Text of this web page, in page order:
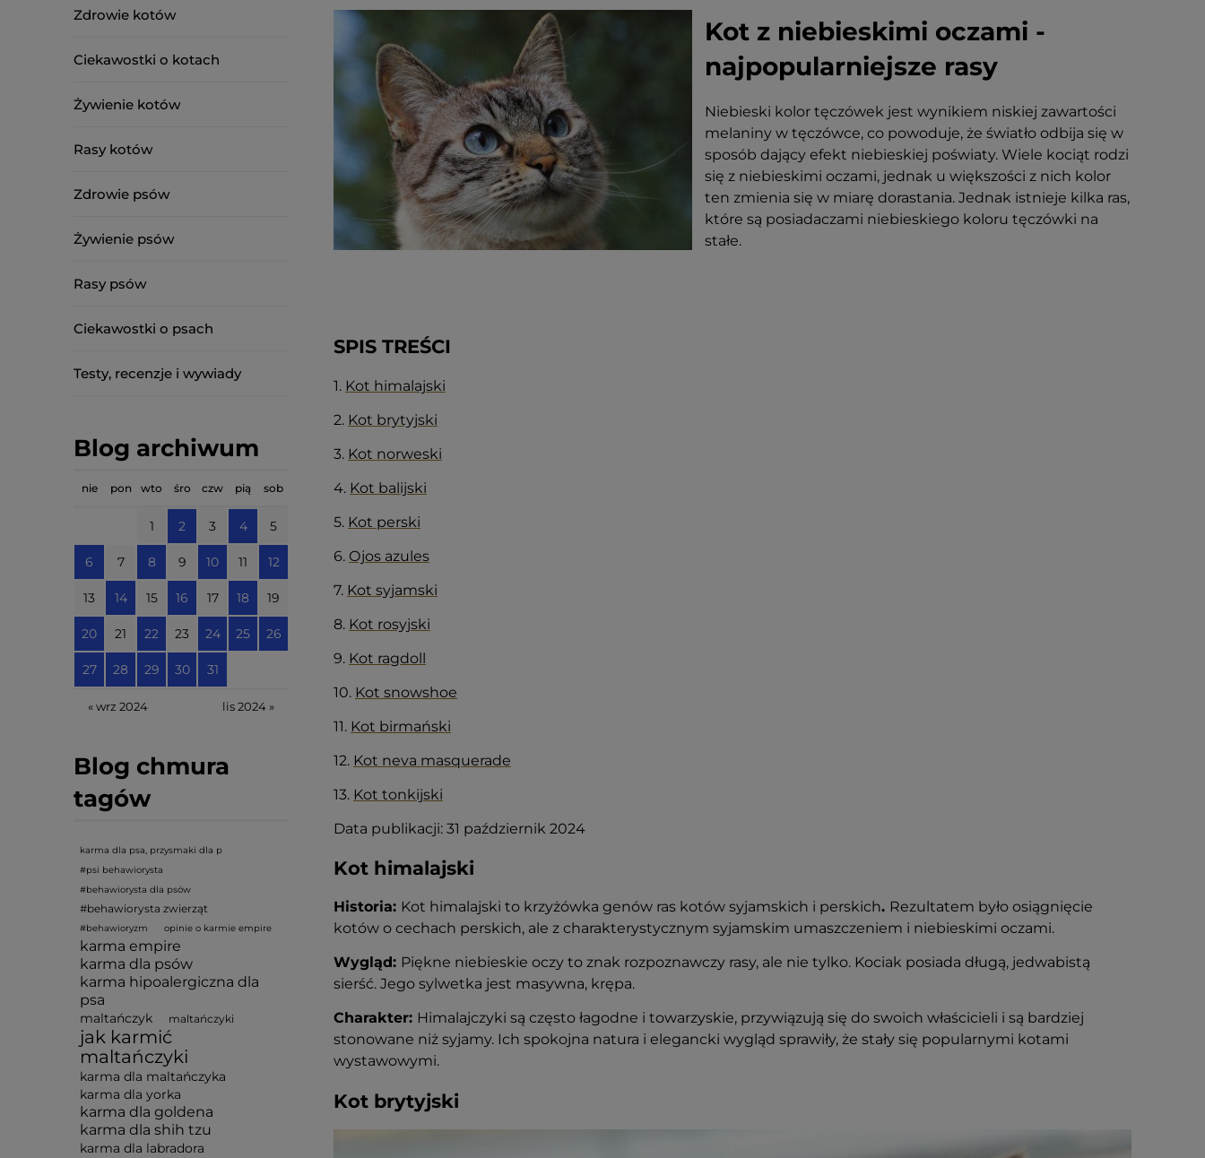
Zdrowie kotów
Ciekawostki o kotach
Żywienie kotów
Rasy kotów
Zdrowie psów
Żywienie psów
Rasy psów
Ciekawostki o psach
Testy, recenzje i wywiady
Blog archiwum
nie pon wto śro czw pią sob
1 2 3 4 5
6 7 8 9 10 11 12
13 14 15 16 17 18 19
20 21 22 23 24 25 26
27 28 29 30 31
« wrz 2024 lis 2024 »
Blog chmura
tagów
karma dla psa, przysmaki dla p
#psi behawiorysta
#behawiorysta dla psów
#behawiorysta zwierząt
#behawioryzm opinie o karmie empire
karma empire
karma dla psów
karma hipoalergiczna dla
psa
maltańczyk maltańczyki
jak karmić
maltańczyki
karma dla maltańczyka
karma dla yorka
karma dla goldena
karma dla shih tzu
karma dla labradora
Kot z niebieskimi oczami -
najpopularniejsze rasy
Niebieski kolor tęczówek jest wynikiem niskiej zawartości
melaniny w tęczówce, co powoduje, że światło odbija się w
sposób dający efekt niebieskiej poświaty. Wiele kociąt rodzi
się z niebieskimi oczami, jednak u większości z nich kolor
ten zmienia się w miarę dorastania. Jednak istnieje kilka ras,
które są posiadaczami niebieskiego koloru tęczówki na
stałe.
SPIS TREŚCI
1. Kot himalajski
2. Kot brytyjski
3. Kot norweski
4. Kot balijski
5. Kot perski
6. Ojos azules
7. Kot syjamski
8. Kot rosyjski
9. Kot ragdoll
10. Kot snowshoe
11. Kot birmański
12. Kot neva masquerade
13. Kot tonkijski
Data publikacji: 31 październik 2024
Kot himalajski
Historia: Kot himalajski to krzyżówka genów ras kotów syjamskich i perskich. Rezultatem było osiągnięcie
kotów o cechach perskich, ale z charakterystycznym syjamskim umaszczeniem i niebieskimi oczami.
Wygląd: Piękne niebieskie oczy to znak rozpoznawczy rasy, ale nie tylko. Kociak posiada długą, jedwabistą
sierść. Jego sylwetka jest masywna, krępa.
Charakter: Himalajczyki są często łagodne i towarzyskie, przywiązują się do swoich właścicieli i są bardziej
stonowane niż syjamy. Ich spokojna natura i elegancki wygląd sprawiły, że stały się popularnymi kotami
wystawowymi.
Kot brytyjski